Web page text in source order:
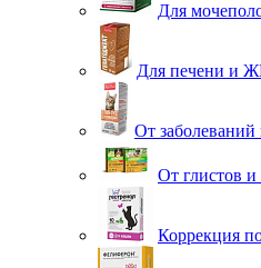
Для
Для печени и
От заболеваний
От глистов и
Коррекция